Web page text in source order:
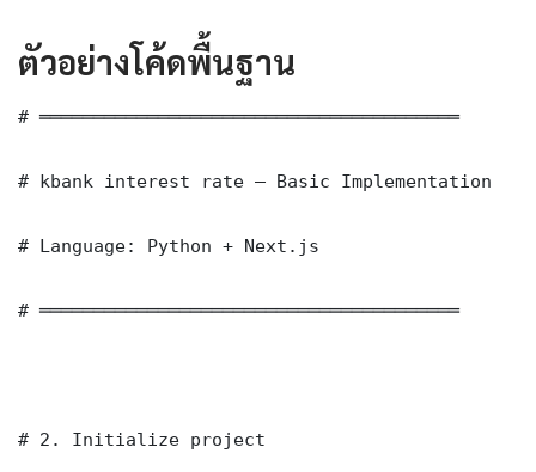
ตัวอย่างโค้ดพื้นฐาน
# ═══════════════════════════════════════
# kbank interest rate — Basic Implementation
# Language: Python + Next.js
# ═══════════════════════════════════════
# 2. Initialize project